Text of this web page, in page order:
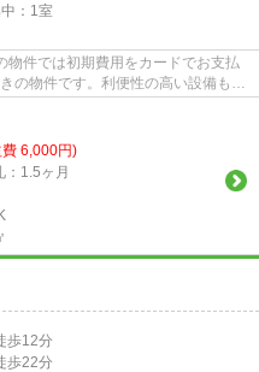
： 1室
物件では初期費用をカードでお支払
の物件です。利便性の高い設備も充
6,000円)
：1.5ヶ月
歩12分
歩22分